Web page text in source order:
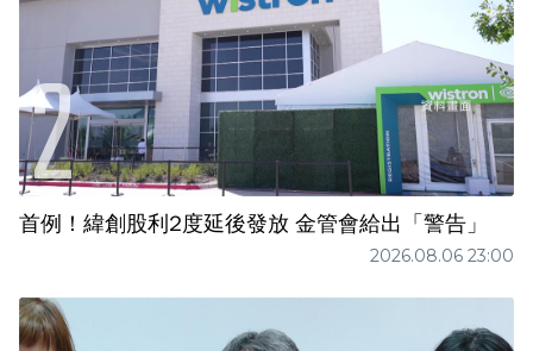
首例！緯創股利2度延後發放 金管會給出「警告」
2026.08.06 23:00